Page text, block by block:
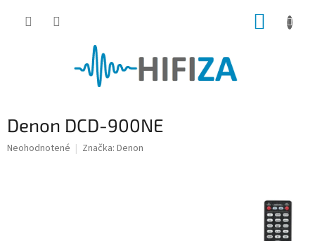
Denon DCD-900NE
Priemerné
Neohodnotené Značka: Denon